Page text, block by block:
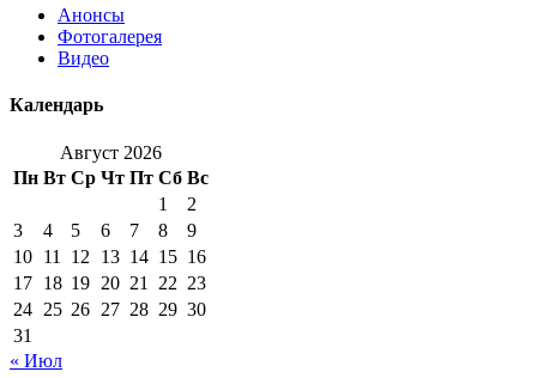
Анонсы
Фотогалерея
Видео
Календарь
Август 2026
Пн Вт Ср Чт Пт Сб Вс
1
2
3
4 5 6 7 8
9
10 11 12 13 14 15 16
17 18 19 20 21 22 23
24 25 26 27 28 29 30
31
« Июл